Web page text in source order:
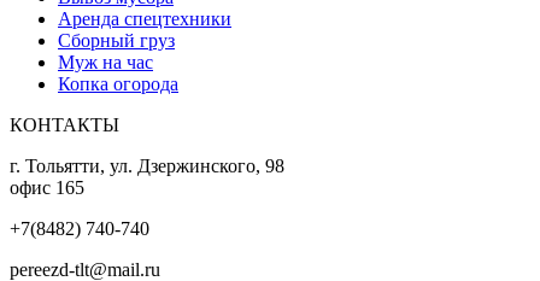
Аренда спецтехники
Сборный груз
Муж на час
Копка огорода
КОНТАКТЫ
г. Тольятти, ул. Дзержинского, 98
офис 165
+7(8482) 740-740
pereezd-tlt@mail.ru